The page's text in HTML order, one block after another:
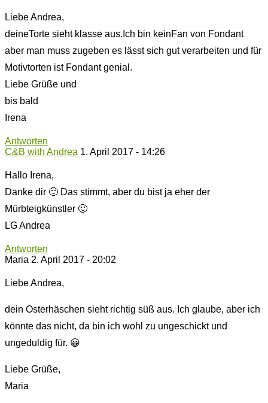
Liebe Andrea,
deineTorte sieht klasse aus.Ich bin keinFan von Fondant
aber man muss zugeben es lässt sich gut verarbeiten und für
Motivtorten ist Fondant genial.
Liebe Grüße und
bis bald
Irena
Antworten
C&B with Andrea 1. April 2017 - 14:26
Hallo Irena,
Danke dir 🙂 Das stimmt, aber du bist ja eher der
Mürbteigkünstler 🙂
LG Andrea
Antworten
Maria 2. April 2017 - 20:02
Liebe Andrea,
dein Osterhäschen sieht richtig süß aus. Ich glaube, aber ich
könnte das nicht, da bin ich wohl zu ungeschickt und
ungeduldig für. 😀
Liebe Grüße,
Maria